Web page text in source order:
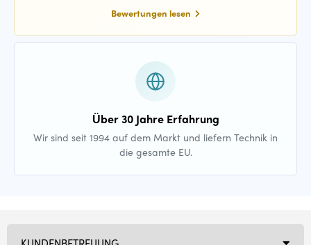
Bewertungen lesen
Über 30 Jahre Erfahrung
Wir sind seit 1994 auf dem Markt und liefern Technik in
die gesamte EU.